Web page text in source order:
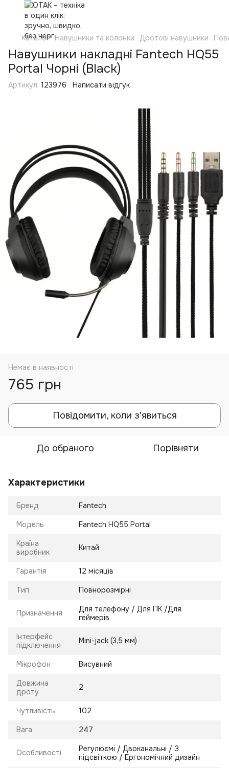
Каталог Навушники та колонки Дротові навушники
Навушники накладні Fantech HQ55
Portal Чорні (Black)
Артикул: 123976 Написати відгук
Немає в наявності
765 грн
Повідомити, коли з'явиться
До обраного Порівняти
Характеристики
Бренд Fantech
Модель Fantech HQ55 Portal
Країна
виробник
Китай
Гарантія 12 місяців
Тип Повнорозмірні
Призначення
Для телефону / Для ПК /Для
геймерів
Інтерфейс
підключення
Mini-jack (3,5 мм)
Мікрофон Висувний
Довжина
дроту
2
Чутливість 102
Вага 247
Особливості
Регулюємі / Двоканальні / З
підсвіткою / Ергономічний дизайн